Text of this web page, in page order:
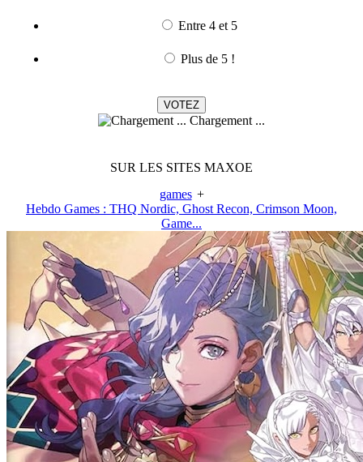
Entre 4 et 5
Plus de 5 !
Chargement ...
SUR LES SITES MAXOE
games +
Hebdo Games : THQ Nordic, Ghost Recon, Crimson Moon,
Game...